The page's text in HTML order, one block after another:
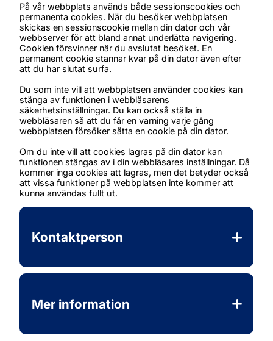
På vår webbplats används både sessionscookies och
permanenta cookies. När du besöker webbplatsen
skickas en sessionscookie mellan din dator och vår
webbserver för att bland annat underlätta navigering.
Cookien försvinner när du avslutat besöket. En
permanent cookie stannar kvar på din dator även efter
att du har slutat surfa.
Du som inte vill att webbplatsen använder cookies kan
stänga av funktionen i webbläsarens
säkerhetsinställningar. Du kan också ställa in
webbläsaren så att du får en varning varje gång
webbplatsen försöker sätta en cookie på din dator.
Om du inte vill att cookies lagras på din dator kan
funktionen stängas av i din webbläsares inställningar. Då
kommer inga cookies att lagras, men det betyder också
att vissa funktioner på webbplatsen inte kommer att
kunna användas fullt ut.
Kontaktperson
Mer information